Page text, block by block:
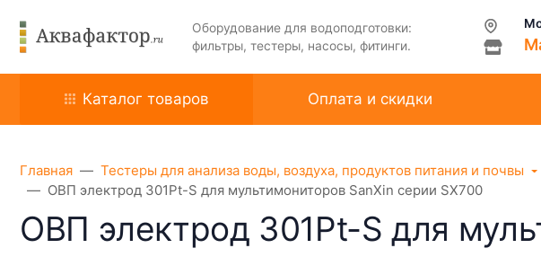
Оборудование для водоподготовки:
фильтры, тестеры, насосы, фитинги.
Каталог товаров Оплата и скидки
Главная Тестеры для анализа воды, воздуха, продуктов питания и почвы
ОВП электрод 301Pt-S для мультимониторов SanXin серии SX700
ОВП электрод 301Pt-S для